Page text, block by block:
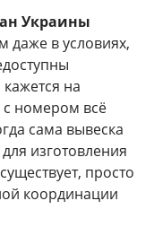
Украины
даже в условиях,
на
с номером всё
сама вывеска
изготовления
просто
координации